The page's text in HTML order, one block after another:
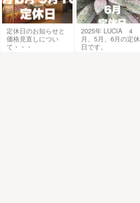
定休日のお知らせと
価格見直しについ
て・・・
2025年 LUCIA 4
月、5月、6月の定休
日です。